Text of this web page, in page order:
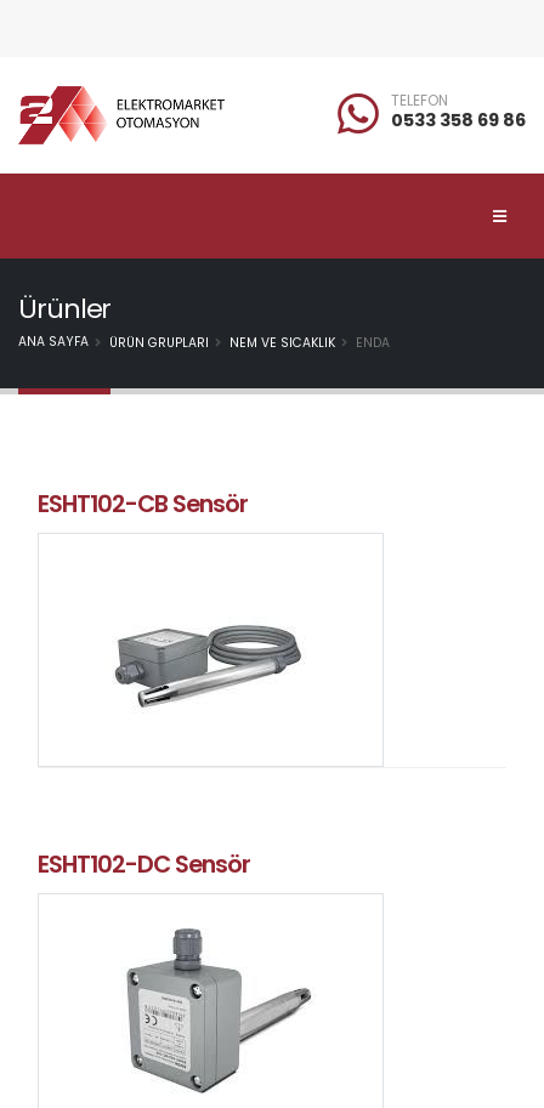
TELEFON
0533 358 69 86
Ürünler
ANA SAYFA ÜRÜN GRUPLARI NEM VE SICAKLIK ENDA
ESHT102-CB Sensör
ESHT102-DC Sensör